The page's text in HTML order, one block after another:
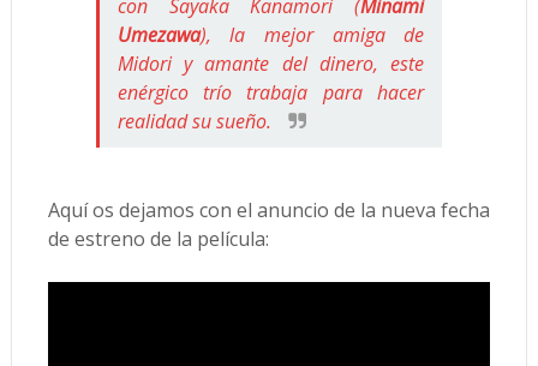
con Sayaka Kanamori (Minami
Umezawa), la mejor amiga de
Midori y amante del dinero, este
enérgico trío trabaja para hacer
realidad su sueño.
Aquí os dejamos con el anuncio de la nueva fecha
de estreno de la película: